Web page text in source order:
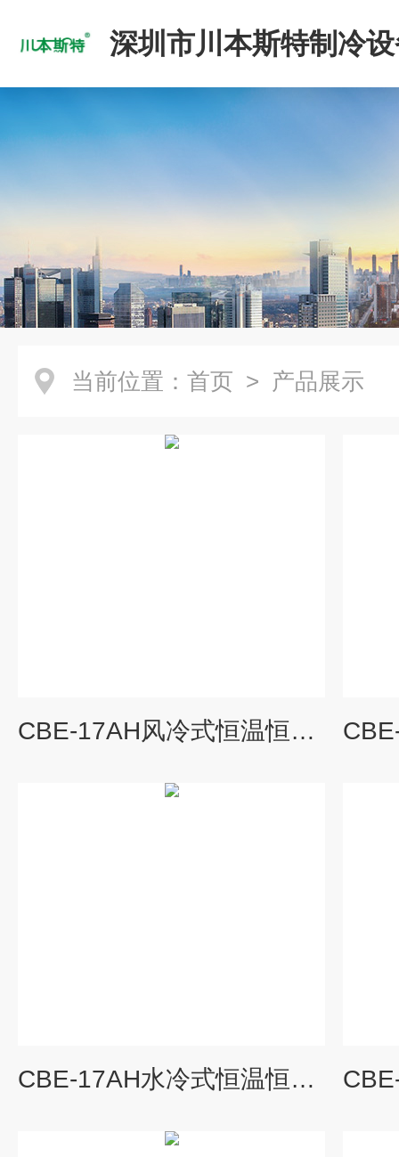
深圳市川本斯特制冷
公司
当前位置： 首页 > 产品展示
CBE-17AH风冷式恒温恒湿机
CBE-17AH水冷式恒温恒湿空调机